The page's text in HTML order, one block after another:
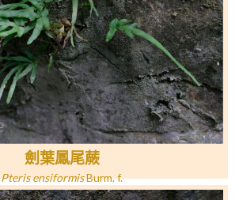
劍葉鳳尾蕨
Pteris ensiformisBurm. f.